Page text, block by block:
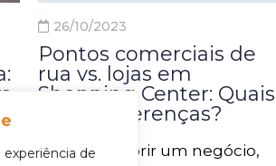
experiência de
26/10/2023
Pontos comerciais de
rua vs. lojas em
Shopping Center: Quais
são as diferenças?
Ao decidir abrir um negócio,